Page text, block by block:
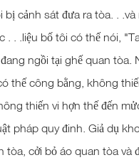
bị cảnh sát đưa ra tòa. .
. . .liệu bố tôi có thế nói,
ngồi tại ghế quan tòa.
thế công bằng, không
thiến vi hợn thế đến
pháp quy đinh. Giả dụ
tòa, cởi bỏ áo quan tòa và